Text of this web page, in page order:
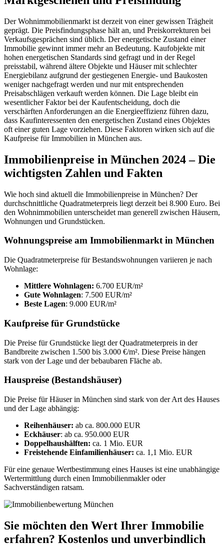
Der Wohnimmobilienmarkt ist derzeit von einer gewissen Trägheit
geprägt. Die Preisfindungsphase hält an, und Preiskorrekturen bei
Verkaufsgesprächen sind üblich. Der energetische Zustand einer
Immobilie gewinnt immer mehr an Bedeutung. Kaufobjekte mit
hohen energetischen Standards sind gefragt und in der Regel
preisstabil, während ältere Objekte und Häuser mit schlechter
Energiebilanz aufgrund der gestiegenen Energie- und Baukosten
weniger nachgefragt werden und nur mit entsprechenden
Preisabschlägen verkauft werden können. Die Lage bleibt ein
wesentlicher Faktor bei der Kaufentscheidung, doch die
verschärften Anforderungen an die Energieeffizienz führen dazu,
dass Kaufinteressenten den energetischen Zustand eines Objektes
oft einer guten Lage vorziehen. Diese Faktoren wirken sich auf die
Kaufpreise für Immobilien in München aus.
Immobilienpreise in München 2024 – Die
wichtigsten Zahlen und Fakten
Wie hoch sind aktuell die Immobilienpreise in München? Der
durchschnittliche Quadratmeterpreis liegt derzeit bei 8.900 Euro. Bei
den Wohnimmobilien unterscheidet man generell zwischen Häusern,
Wohnungen und Grundstücken.
Wohnungspreise am Immobilienmarkt in München
Die Quadratmeterpreise für Bestandswohnungen variieren je nach
Wohnlage:
Mittlere Wohnlagen: 6.700 EUR/m²
Gute Wohnlagen: 7.500 EUR/m²
Beste Lagen: 9.000 EUR/m²
Kaufpreise für Grundstücke
Die Preise für Grundstücke liegt der Quadratmeterpreis in der
Bandbreite zwischen 1.500 bis 3.000 €/m². Diese Preise hängen
stark von der Lage und der bebaubaren Fläche ab.
Hauspreise (Bestandshäuser)
Die Preise für Häuser in München sind stark von der Art des Hauses
und der Lage abhängig:
Reihenhäuser: ab ca. 800.000 EUR
Eckhäuser: ab ca. 950.000 EUR
Doppelhaushälften: ca. 1 Mio. EUR
Freistehende Einfamilienhäuser: ca. 1,1 Mio. EUR
Für eine genaue Wertbestimmung eines Hauses ist eine unabhängige
Wertermittlung durch einen Immobilienmakler oder
Sachverständigen ratsam.
Sie möchten den Wert Ihrer Immobilie
erfahren? Kostenlos und unverbindlich